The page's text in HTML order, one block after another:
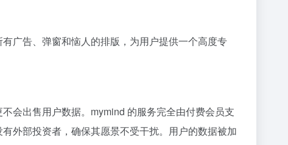
广告、弹窗和恼人的排版，为用户提供一个高度专
会出售用户数据。mymind 的服务完全由付费会员支
外部投资者，确保其愿景不受干扰。用户的数据被加